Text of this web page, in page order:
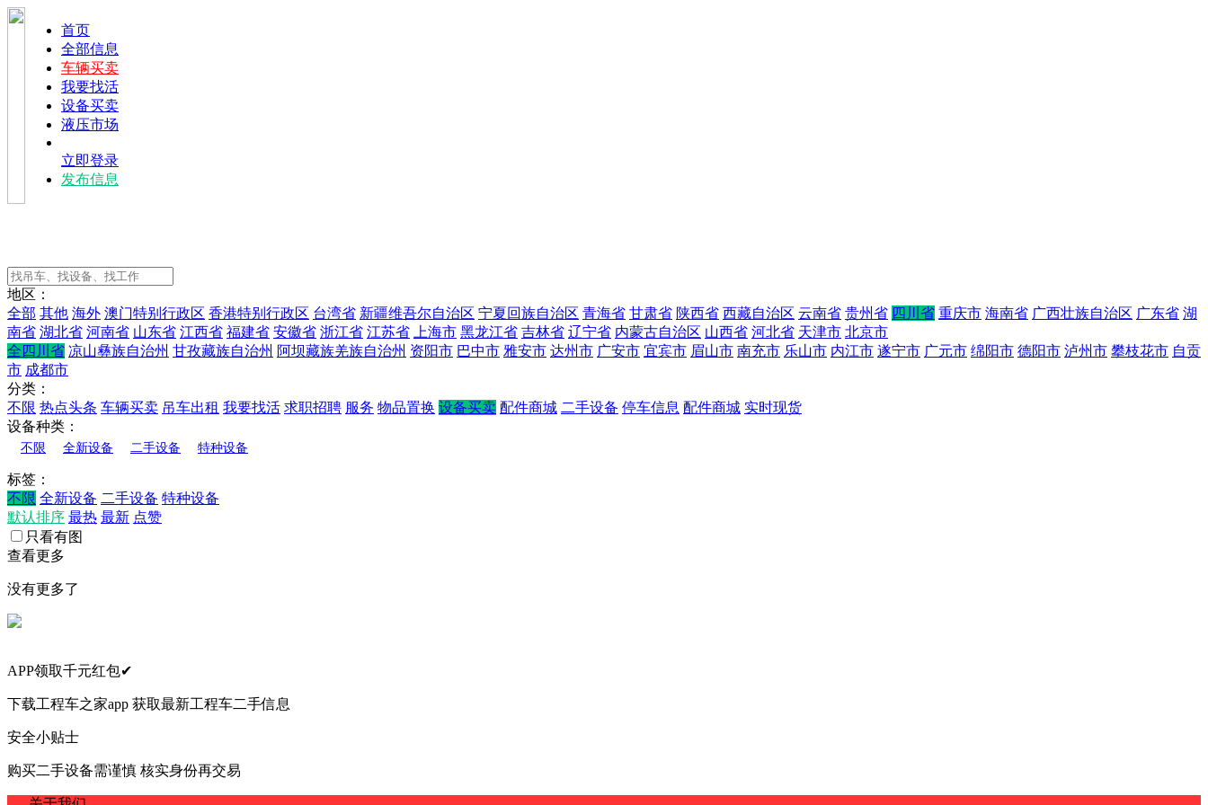
首页
全部信息
车辆买卖
我要找活
设备买卖
液压市场
立即登录
发布信息
地区：
全部 其他 海外 澳门特别行政区 香港特别行政区 台湾省 新疆维吾尔自治区 宁夏回族自治区 青海省 甘肃省 陕西省 西藏自治区 云南省 贵州省 四川省 重庆市 海南省 广西壮族自治区 广东省 湖
南省 湖北省 河南省 山东省 江西省 福建省 安徽省 浙江省 江苏省 上海市 黑龙江省 吉林省 辽宁省 内蒙古自治区 山西省 河北省 天津市 北京市
全四川省 凉山彝族自治州 甘孜藏族自治州 阿坝藏族羌族自治州 资阳市 巴中市 雅安市 达州市 广安市 宜宾市 眉山市 南充市 乐山市 内江市 遂宁市 广元市 绵阳市 德阳市 泸州市 攀枝花市 自贡
市 成都市
分类：
不限 热点头条 车辆买卖 吊车出租 我要找活 求职招聘 服务 物品置换 设备买卖 配件商城 二手设备 停车信息 配件商城 实时现货
设备种类：
不限 全新设备 二手设备 特种设备
标签：
不限 全新设备 二手设备 特种设备
默认排序 最热 最新 点赞
只看有图
查看更多
没有更多了
APP领取千元红包✔
下载工程车之家app 获取最新工程车二手信息
安全小贴士
购买二手设备需谨慎 核实身份再交易